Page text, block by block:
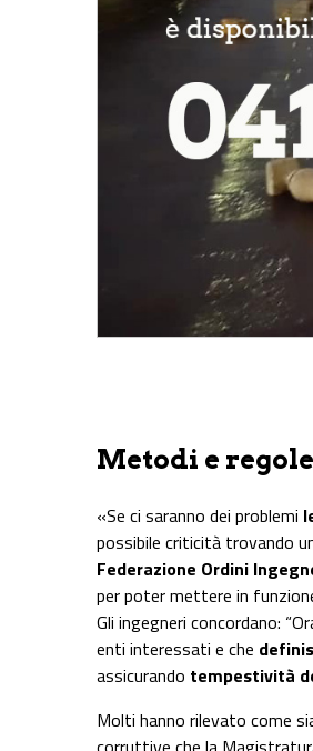
Metodi e
«Se ci saranno dei problemi
possibile criticità trovando
Federazione Ordini
per poter mettere in
Gli ingegneri concordano:
enti interessati e che
assicurando tempestività
Molti hanno rilevato come